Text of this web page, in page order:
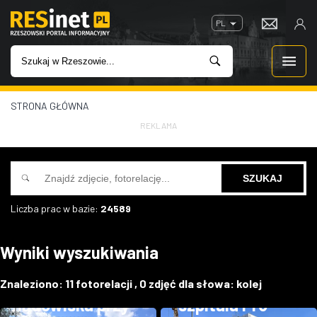
PL
WIADOMOŚCI
INWESTYCJE
IMPREZY
W KINACH
STRONA GŁÓWNA
REKLAMA
Liczba prac w bazie: 24589
Wyniki wyszukiwania
Znaleziono: 11 fotorelacji , 0 zdjęć dla słowa: kolej
Budowa
piętrowego
parkingu i
lądowiska przy
Rozbudowa
szpitala Pro